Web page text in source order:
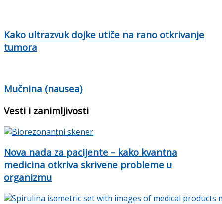
Kako ultrazvuk dojke utiče na rano otkrivanje
tumora
Mučnina (nausea)
Vesti i zanimljivosti
Nova nada za pacijente – kako kvantna
medicina otkriva skrivene probleme u
organizmu